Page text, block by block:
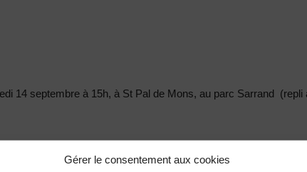
Gérer le consentement aux cookies
14 septembre à 15h, à St Pal de Mons, au parc Sarrand